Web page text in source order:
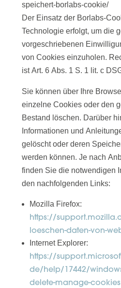
speichert-borlabs-cookie/
Der Einsatz der Borlabs-
Technologie erfolgt, um die
vorgeschriebenen
von Cookies einzuholen.
ist Art. 6 Abs. 1 S. 1 lit. c
Sie können über Ihre
einzelne Cookies oder den
Bestand löschen. Darüber
Informationen und
gelöscht oder deren
werden können. Je nach
finden Sie die notwendigen
den nachfolgenden Links:
Mozilla Firefox:
https://
loeschen-daten-von-
Internet Explorer:
https://
de/help/17442/
delete-manage-cookies